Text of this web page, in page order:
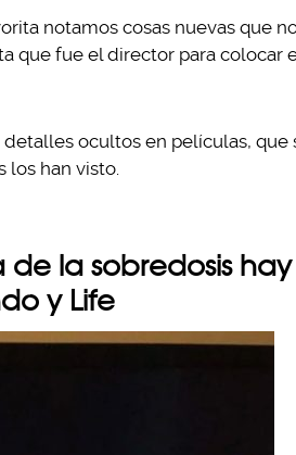
notamos cosas nuevas que
que fue el director para colocar
detalles ocultos en películas,
los han visto.
la sobredosis
y Life